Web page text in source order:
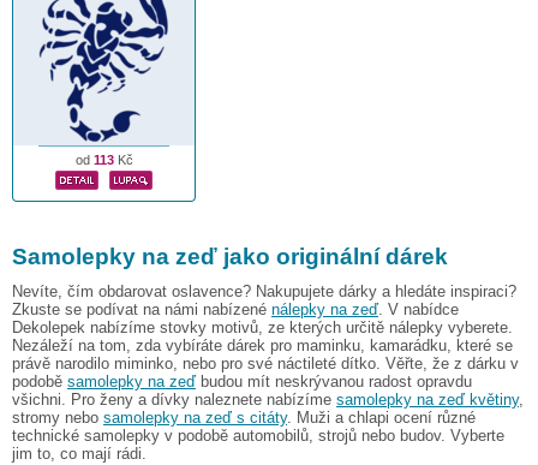
od 113Kč
Samolepky na zeď jako originální dárek
Nevíte, čím obdarovat oslavence? Nakupujete dárky a hledáte inspiraci?
Zkuste se podívat na námi nabízené nálepky na zeď. V nabídce
Dekolepek nabízíme stovky motivů, ze kterých určitě nálepky vyberete.
Nezáleží na tom, zda vybíráte dárek pro maminku, kamarádku, které se
právě narodilo miminko, nebo pro své náctileté dítko. Věřte, že z dárku v
podobě samolepky na zeďbudou mít neskrývanou radost opravdu
všichni. Pro ženy a dívky naleznete nabízíme samolepky na zeď květiny,
stromy nebo samolepky na zeď s citáty. Muži a chlapi ocení různé
technické samolepky v podobě automobilů, strojů nebo budov. Vyberte
jim to, co mají rádi.